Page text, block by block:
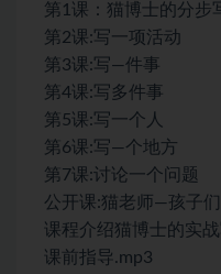
第1课：猫博士的分步
第2课:写一项活动
第3课:写—件事
第4课:写多件事
第5课:写一个人
第6课:写—个地方
第7课:讨论一个问题
公开课:猫老师—孩子
课程介绍猫博士的实
课前指导.mp3